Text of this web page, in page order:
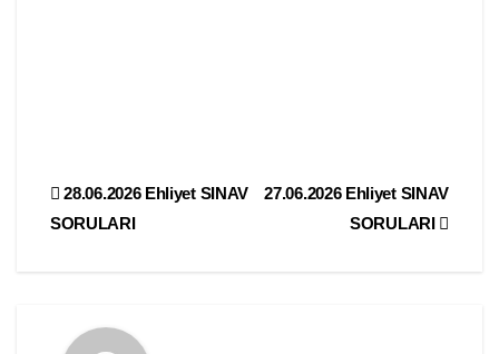
Yazı
27.06.2026 Ehliyet SINAV
SORULARI
28.06.2026 Ehliyet SINAV
SORULARI